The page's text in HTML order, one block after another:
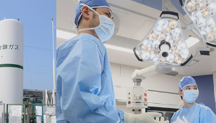
３社の発足について （362KB）
び料金透明化に向けた自己適合宣言
210KB）